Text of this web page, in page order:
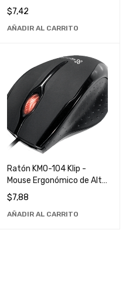
Experiencia de Juego con
Alta Precisión y Velocidad
$7,42
AÑADIR AL CARRITO
Ratón KMO-104 Klip -
Mouse Ergonómico de Alta
Precisión para
Computadora
$7,88
AÑADIR AL CARRITO